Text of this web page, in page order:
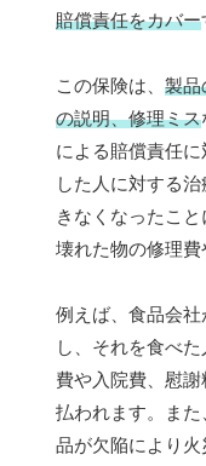
賠償責任をカバー
この保険は、 製品
の説明、修理ミス
による賠償責任
した人に対する
きなくなったこと
壊れた物の修理費
例えば、食品会
し、それを食べ
費や入院費、慰
払われます。ま
品が欠陥により